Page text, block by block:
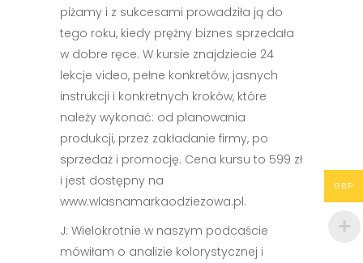
piżamy i z sukcesami prowadziła ją do
tego roku, kiedy prężny biznes sprzedała
w dobre ręce. W kursie znajdziecie 24
lekcje video, pełne konkretów, jasnych
instrukcji i konkretnych kroków, które
należy wykonać: od planowania
produkcji, przez zakładanie firmy, po
sprzedaż i promocję. Cena kursu to 599 zł
i jest dostępny na
www.wlasnamarkaodziezowa.pl.
J: Wielokrotnie w naszym podcaście
mówiłam o analizie kolorystycznej i
GBP